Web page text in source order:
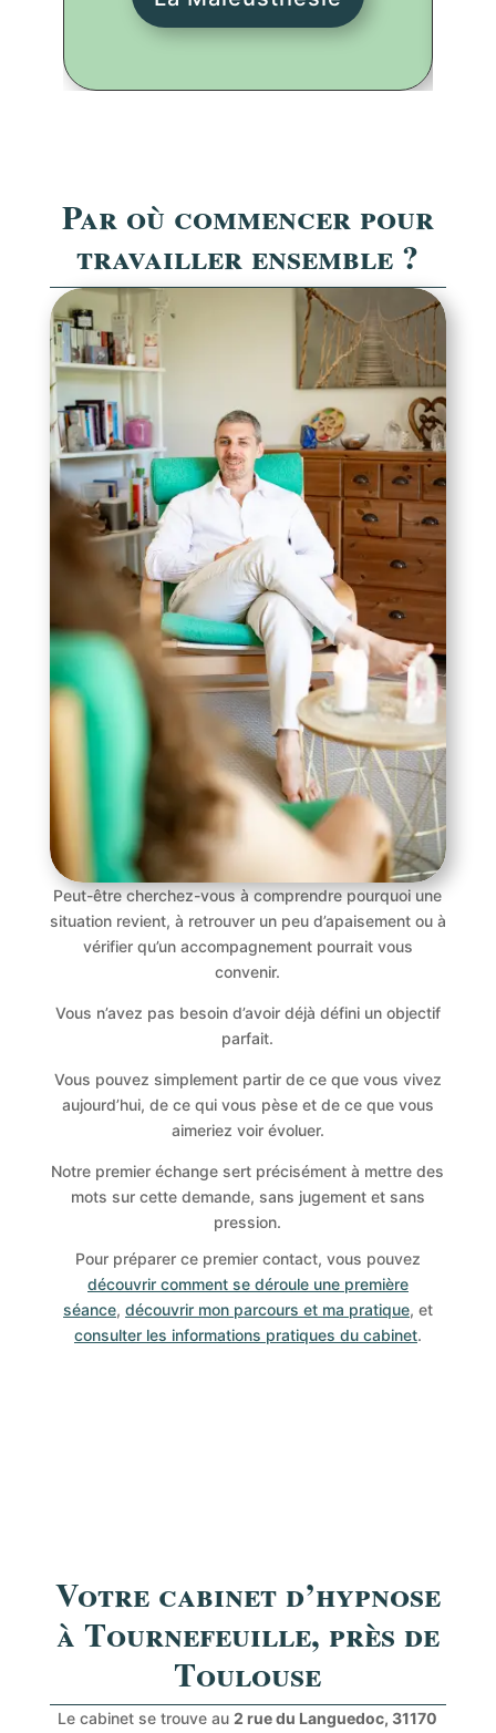
Par où commencer pour
travailler ensemble ?
Peut-être cherchez-vous à comprendre pourquoi une
situation revient, à retrouver un peu d’apaisement ou à
vérifier qu’un accompagnement pourrait vous
convenir.
Vous n’avez pas besoin d’avoir déjà défini un objectif
parfait.
Vous pouvez simplement partir de ce que vous vivez
aujourd’hui, de ce qui vous pèse et de ce que vous
aimeriez voir évoluer.
Notre premier échange sert précisément à mettre des
mots sur cette demande, sans jugement et sans
pression.
Pour préparer ce premier contact, vous pouvez
découvrir comment se déroule une première
séance, découvrir mon parcours et ma pratique, et
consulter les informations pratiques du cabinet.
Votre cabinet d’hypnose
à Tournefeuille, près de
Toulouse
Le cabinet se trouve au2 rue du Languedoc, 31170